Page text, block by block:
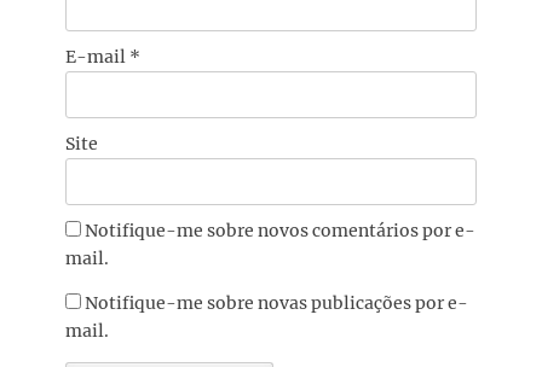
E-mail *
Site
Notifique-me sobre novos comentários por e-
mail.
Notifique-me sobre novas publicações por e-
mail.